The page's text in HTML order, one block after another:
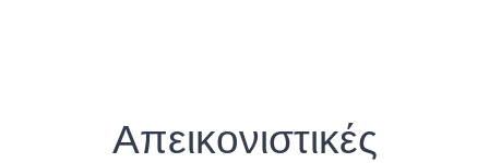
Απεικονιστικές